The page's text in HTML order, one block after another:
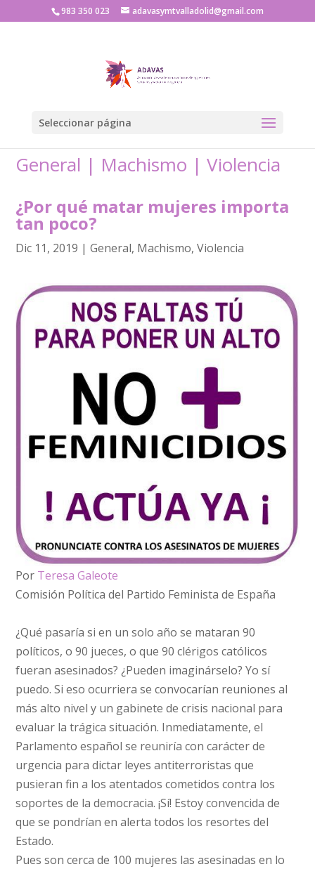
983 350 023 adavasymtvalladolid@gmail.com
Seleccionar página
General | Machismo |Violencia
¿Por qué matar mujeres importa
tan poco?
Dic 11, 2019 |General, Machismo,Violencia
Por Teresa Galeote
Comisión Política del Partido Feminista de España
¿Qué pasaría si en un solo año se mataran 90
políticos, o 90 jueces, o que 90 clérigos católicos
fueran asesinados? ¿Pueden imaginárselo? Yo sí
puedo. Si eso ocurriera se convocarían reuniones al
más alto nivel y un gabinete de crisis nacional para
evaluar la trágica situación. Inmediatamente, el
Parlamento español se reuniría con carácter de
urgencia para dictar leyes antiterroristas que
pusieran fin a los atentados cometidos contra los
soportes de la democracia. ¡Sí! Estoy convencida de
que se pondrían en alerta todos los resortes del
Estado.
Pues son cerca de 100 mujeres las asesinadas en lo